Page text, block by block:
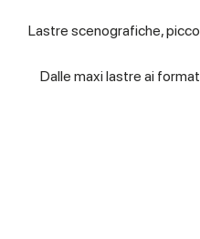
Lastre scenografiche,
Dalle maxi lastre ai